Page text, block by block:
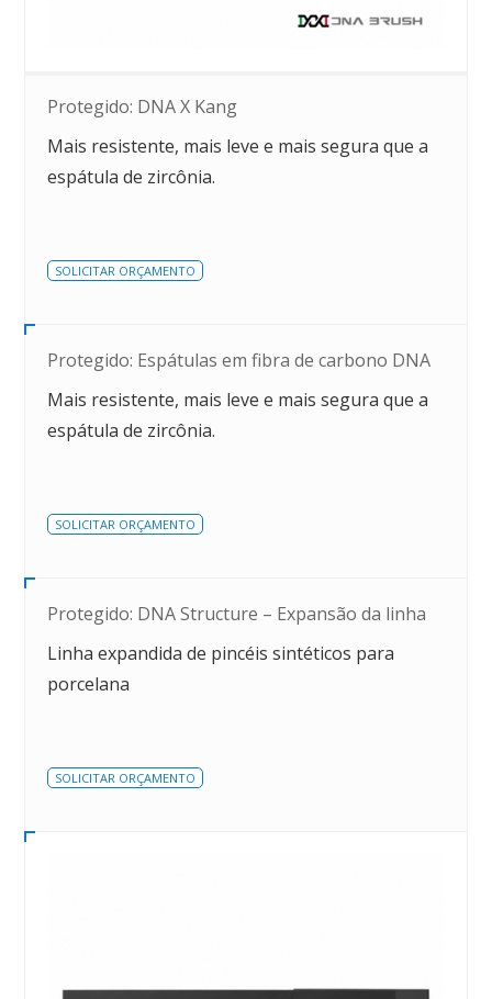
Protegido: DNA X Kang
Mais resistente, mais leve e mais segura que a
espátula de zircônia.
SOLICITAR ORÇAMENTO
Protegido: Espátulas em fibra de carbono DNA
Mais resistente, mais leve e mais segura que a
espátula de zircônia.
SOLICITAR ORÇAMENTO
Protegido: DNA Structure – Expansão da linha
Linha expandida de pincéis sintéticos para
porcelana
SOLICITAR ORÇAMENTO